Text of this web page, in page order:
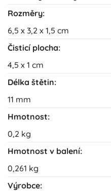
Rozměry:
6,5 x 3,2 x 1,5 cm
Čisticí plocha:
4,5 x 1 cm
Délka štětin:
11 mm
Hmotnost:
0,2 kg
Hmotnost v balení:
0,261 kg
Výrobce: